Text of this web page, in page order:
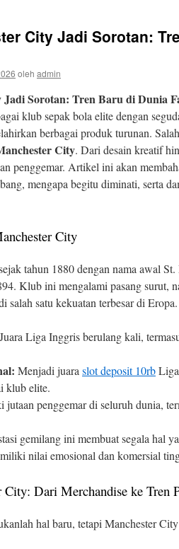
City Jadi Sorotan:
oleh admin
Sorotan: Tren Baru di Dunia
klub sepak bola elite dengan
berbagai produk turunan.
City. Dari desain kreatif
penggemar. Artikel ini akan
mengapa begitu diminati, serta
City
tahun 1880 dengan nama awal
Klub ini mengalami pasang surut,
salah satu kekuatan terbesar di Eropa.
Juara Liga Inggris berulang kali,
Menjadi juara slot deposit 10rb
klub elite.
penggemar di seluruh dunia,
gemilang ini membuat segala hal
nilai emosional dan komersial
Dari Merchandise ke Tren
hal baru, tetapi Manchester